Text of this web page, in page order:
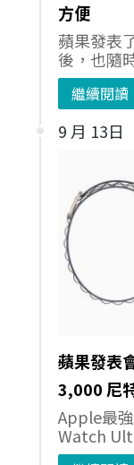
方便
蘋果發表
後，也隨
繼續閱讀
9 月 13日
蘋果發表
3,000 尼
Apple最
Watch